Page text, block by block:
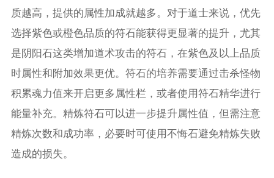
质越高，提供的属性加成就越多。对于道士来说，优先
选择紫色或橙色品质的符石能获得更显著的提升，尤其
是阴阳石这类增加道术攻击的符石，在紫色及以上品质
时属性和附加效果更优。符石的培养需要通过击杀怪物
积累魂力值来开启更多属性栏，或者使用符石精华进行
能量补充。精炼符石可以进一步提升属性值，但需注意
精炼次数和成功率，必要时可使用不悔石避免精炼失败
造成的损失。